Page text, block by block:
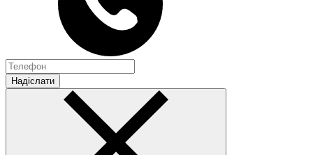
Надіслати